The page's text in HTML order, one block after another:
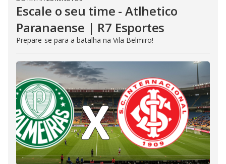
Escale o seu time - Atlhetico
Paranaense | R7 Esportes
Prepare-se para a batalha na Vila Belmiro!